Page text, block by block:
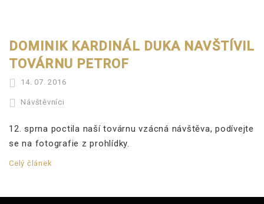
DOMINIK KARDINÁL DUKA NAVŠTÍVIL
TOVÁRNU PETROF
14. 07. 2016
Návštěvníci
12. sprna poctila naší továrnu vzácná návštěva, podívejte
se na fotografie z prohlídky.
Celý článek